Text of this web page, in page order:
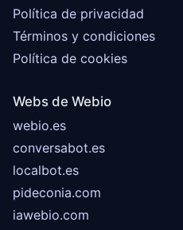
Política de privacidad
Términos y condiciones
Política de cookies
Webs de Webio
webio.es
conversabot.es
localbot.es
pideconia.com
iawebio.com